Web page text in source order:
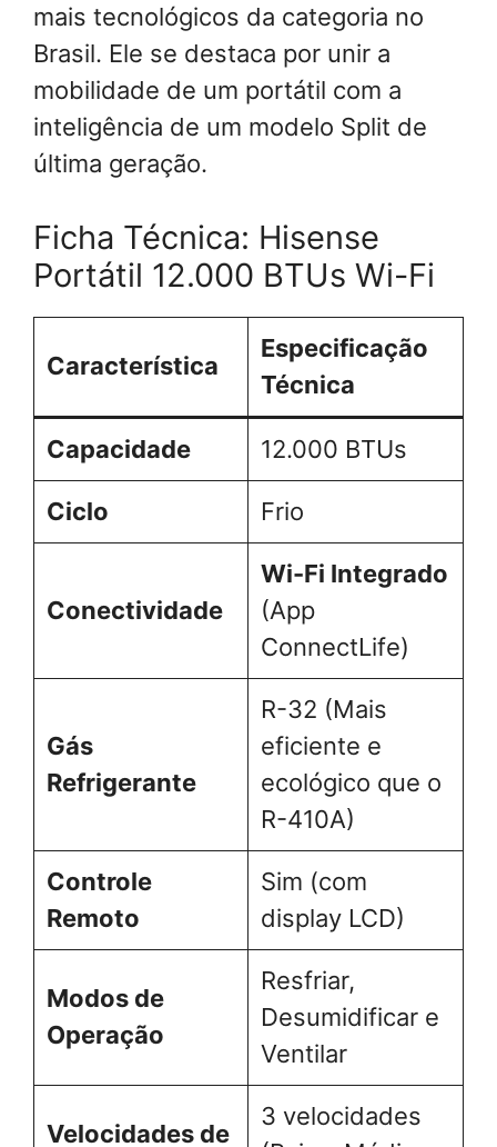
mais tecnológicos da categoria no
Brasil. Ele se destaca por unir a
mobilidade de um portátil com a
inteligência de um modelo Split de
última geração.
Ficha Técnica: Hisense
Portátil 12.000 BTUs Wi-Fi
Característica
Especificação
Técnica
Capacidade 12.000 BTUs
Ciclo Frio
Conectividade
Wi-Fi Integrado
(App
ConnectLife)
Gás
Refrigerante
R-32 (Mais
eficiente e
ecológico que o
R-410A)
Controle
Remoto
Sim (com
display LCD)
Modos de
Operação
Resfriar,
Desumidificar e
Ventilar
Velocidades de
3 velocidades